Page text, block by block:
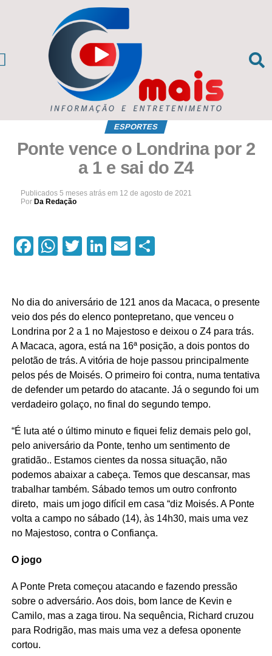
ESPORTES
Ponte vence o Londrina por 2
a 1 e sai do Z4
Publicados 5 meses atrás em 12 de agosto de 2021
Por Da Redação
Facebook
WhatsApp
Twitter
LinkedIn
EmailCompartilhar
No dia do aniversário de 121 anos da Macaca, o presente
veio dos pés do elenco pontepretano, que venceu o
Londrina por 2 a 1 no Majestoso e deixou o Z4 para trás.
A Macaca, agora, está na 16ª posição, a dois pontos do
pelotão de trás. A vitória de hoje passou principalmente
pelos pés de Moisés. O primeiro foi contra, numa tentativa
de defender um petardo do atacante. Já o segundo foi um
verdadeiro golaço, no final do segundo tempo.
“É luta até o último minuto e fiquei feliz demais pelo gol,
pelo aniversário da Ponte, tenho um sentimento de
gratidão.. Estamos cientes da nossa situação, não
podemos abaixar a cabeça. Temos que descansar, mas
trabalhar também. Sábado temos um outro confronto
direto, mais um jogo difícil em casa “diz Moisés. A Ponte
volta a campo no sábado (14), às 14h30, mais uma vez
no Majestoso, contra o Confiança.
O jogo
A Ponte Preta começou atacando e fazendo pressão
sobre o adversário. Aos dois, bom lance de Kevin e
Camilo, mas a zaga tirou. Na sequência, Richard cruzou
para Rodrigão, mas mais uma vez a defesa oponente
cortou.